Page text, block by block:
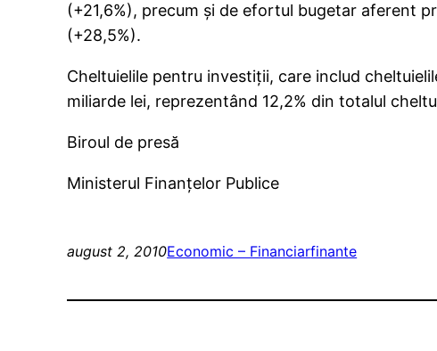
(+21,6%), precum şi de efortul bugetar aferent
(+28,5%).
Cheltuielile pentru investiţii, care includ
miliarde lei, reprezentând 12,2% din totalul
Biroul de presă
Ministerul Finanţelor Publice
august 2, 2010Economic – Financiarfinante